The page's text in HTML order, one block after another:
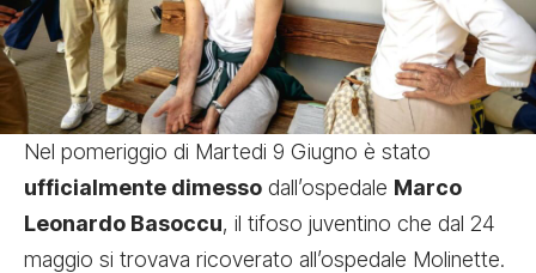
Nel pomeriggio di Martedi 9 Giugno è stato
ufficialmente dimesso dall’ospedale Marco
Leonardo Basoccu, il tifoso juventino che dal 24
maggio si trovava ricoverato all’ospedale Molinette.